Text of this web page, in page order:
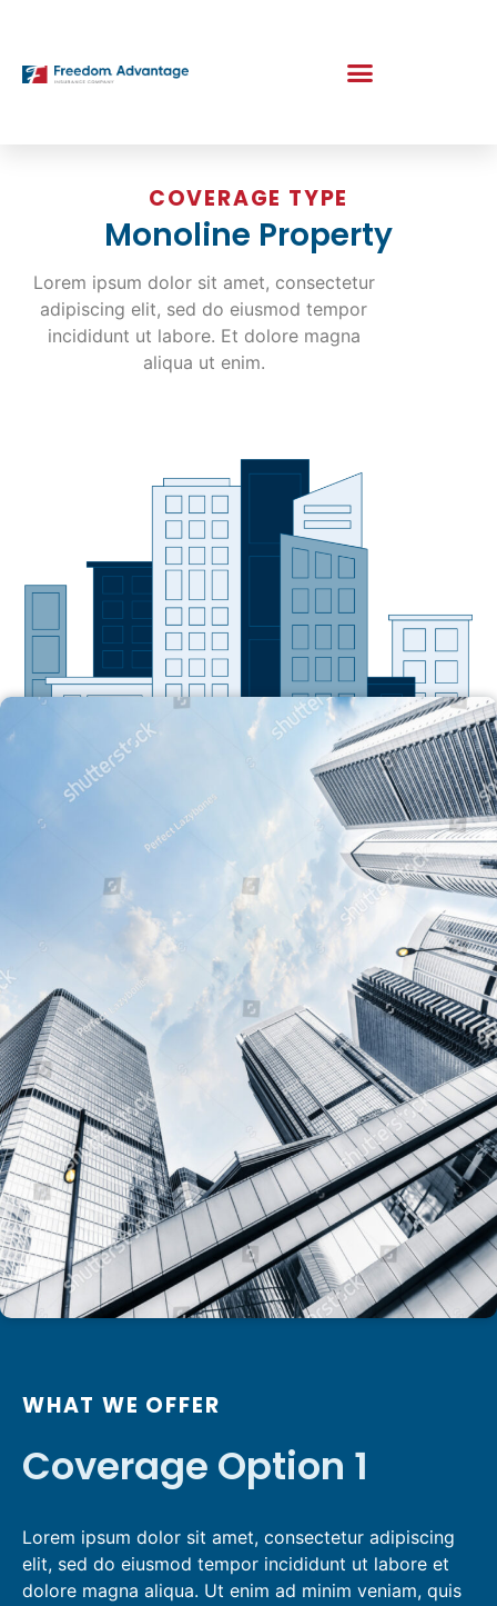
COVERAGE TYPE
Monoline Property
Lorem ipsum dolor sit amet, consectetur
adipiscing elit, sed do eiusmod tempor
incididunt ut labore. Et dolore magna
aliqua ut enim.
WHAT WE OFFER
Coverage Option 1
Lorem ipsum dolor sit amet, consectetur adipiscing
elit, sed do eiusmod tempor incididunt ut labore et
dolore magna aliqua. Ut enim ad minim veniam, quis